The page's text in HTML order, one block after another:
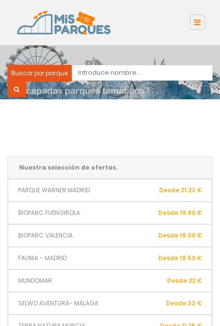
Buscar por parque
Nuestra selección de ofertas.
PARQUE WARNER MADRID Desde 21.23 €
BIOPARC FUENGIROLA Desde 19.90 €
BIOPARC VALENCIA Desde 18.00 €
FAUNIA - MADRID Desde 18.50 €
MUNDOMAR Desde 22 €
SELWO AVENTURA- MÁLAGA Desde 33 €